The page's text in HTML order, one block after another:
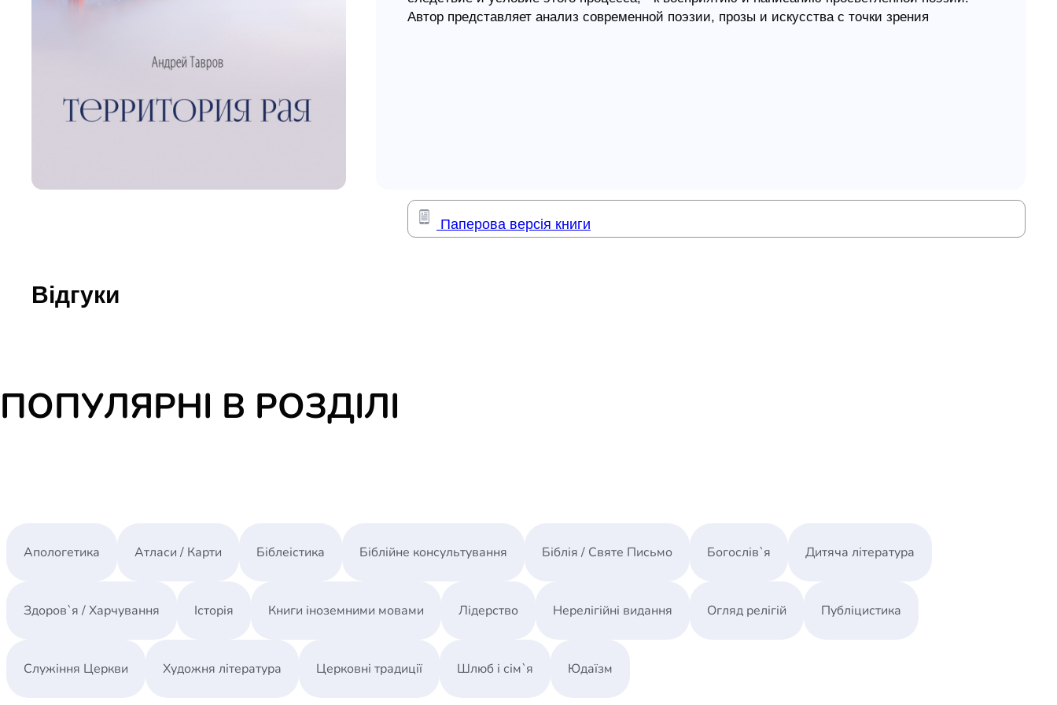
Паперова версія книги
Автор представляет анализ современной поэзии, прозы и искусства с точки зрения
Две графические парадигмы великих культур
Пластическая азбука Анни Лейбовиц и самовитый пузырь
Раздел 3. Центр смысла
Поэзия плюс
Язык как Реди- Мейд. Поэзия Реди-Мейда
Прорастить зерно тигра. Слово как гексаграмма
Відгуки
ПОПУЛЯРНІ В РОЗДІЛІ
Апологетика Атласи / Карти Біблеістика Біблійне консультування Біблія / Святе Письмо Богослів`я Дитяча література
Здоров`я / Харчування Історія Книги іноземними мовами Лідерство Нерелігійні видання Огляд релігій Публіцистика
Служіння Церкви Художня література Церковні традиції Шлюб і сім`я Юдаїзм